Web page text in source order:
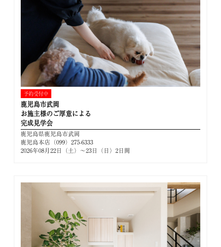
予約受付中
鹿児島市武岡
お施主様のご厚意による
完成見学会
鹿児島県鹿児島市武岡
鹿児島本店（099）275-6333
2026年08月22日（土）～23日（日）2日間